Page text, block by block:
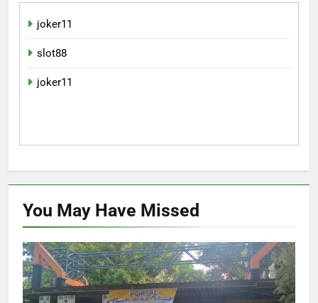
joker11
slot88
joker11
You May Have Missed
HUKUM